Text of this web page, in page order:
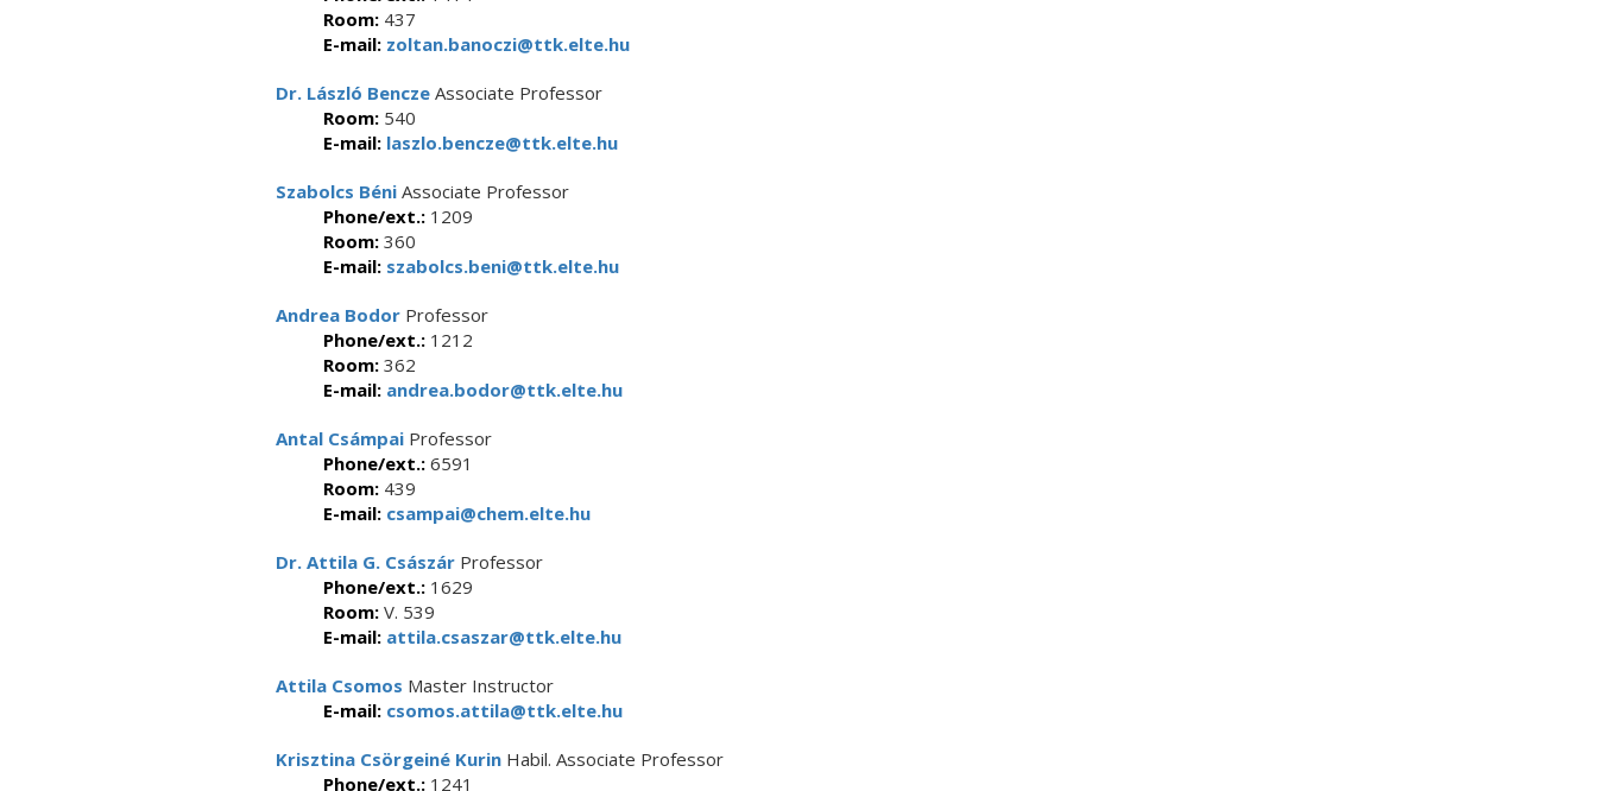
Room: 437
E-mail: zoltan.banoczi@ttk.elte.hu
Dr. László Bencze Associate Professor
Room: 540
E-mail: laszlo.bencze@ttk.elte.hu
Szabolcs Béni Associate Professor
Phone/ext.: 1209
Room: 360
E-mail: szabolcs.beni@ttk.elte.hu
Andrea Bodor Professor
Phone/ext.: 1212
Room: 362
E-mail: andrea.bodor@ttk.elte.hu
Antal Csámpai Professor
Phone/ext.: 6591
Room: 439
E-mail: csampai@chem.elte.hu
Dr. Attila G. Császár Professor
Phone/ext.: 1629
Room: V. 539
E-mail: attila.csaszar@ttk.elte.hu
Attila Csomos Master Instructor
E-mail: csomos.attila@ttk.elte.hu
Krisztina Csörgeiné Kurin Habil. Associate Professor
Phone/ext.: 1241